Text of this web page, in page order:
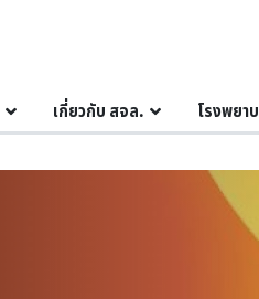
เกี่ยวกับ สจล. โรงพยา